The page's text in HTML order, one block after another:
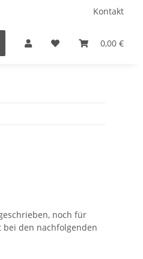
Kontakt
0,00 €
Geschenkartikel
noch für
den nachfolgenden